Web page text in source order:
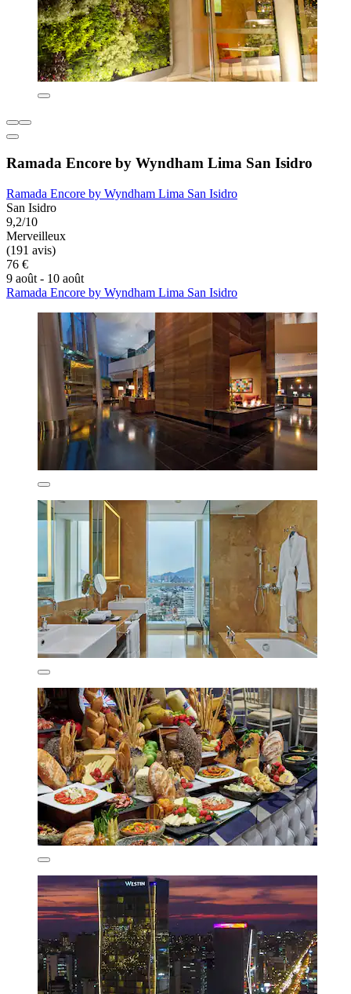
Ramada Encore by Wyndham Lima San Isidro
Ramada Encore by Wyndham Lima San Isidro
San Isidro
9,2/10
Merveilleux
(191 avis)
76 €
9 août - 10 août
Ramada Encore by Wyndham Lima San Isidro